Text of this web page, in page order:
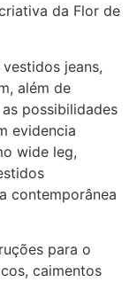
da Flor de
jeans,
além de
possibilidades
evidencia
wide leg,
contemporânea
para o
caimentos